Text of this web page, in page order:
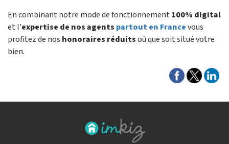
En combinant notre mode de fonctionnement 100% digital
et l'expertise de nos agents partout en Francevous
profitez de nos honoraires réduitsoù que soit situé votre
bien.